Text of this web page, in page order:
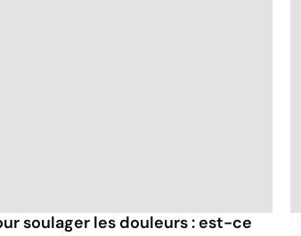
soulager les douleurs : est-ce